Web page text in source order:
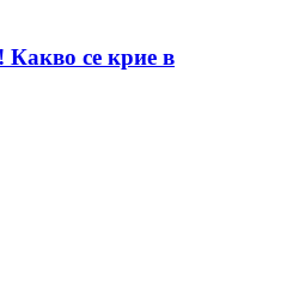
Какво се крие в